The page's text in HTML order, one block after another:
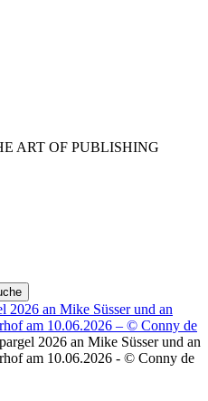
ART OF PUBLISHING
2026 an Mike Süsser und an
am 10.06.2026 – © Conny de
2026 an Mike Süsser und an
am 10.06.2026 - © Conny de